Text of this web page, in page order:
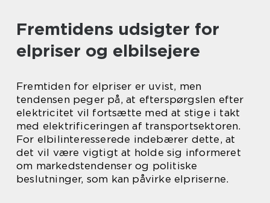
Fremtidens udsigter for
elpriser og elbilsejere
Fremtiden for elpriser er uvist, men
tendensen peger på, at efterspørgslen efter
elektricitet vil fortsætte med at stige i takt
med elektrificeringen af transportsektoren.
For elbilinteresserede indebærer dette, at
det vil være vigtigt at holde sig informeret
om markedstendenser og politiske
beslutninger, som kan påvirke elpriserne.